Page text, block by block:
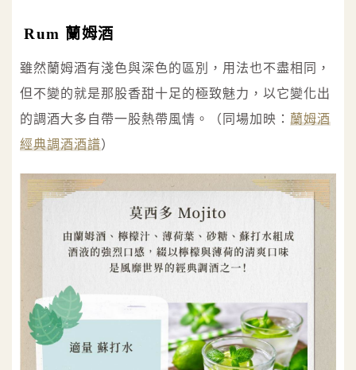
Rum 蘭姆酒
雖然蘭姆酒有淺色與深色的區別，用法也不盡相同，
但不變的就是那股香甜十足的極致魅力，以它變化出
的調酒大多自帶一股熱帶風情。（同場加映： 蘭姆酒
經典調酒酒譜）